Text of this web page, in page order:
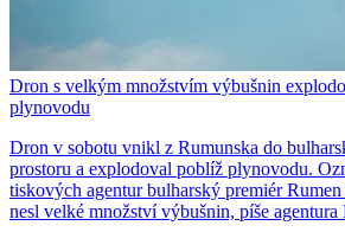
Dron s velkým množstvím výbušnin
plynovodu
Dron v sobotu vnikl z Rumunska do
prostoru a explodoval poblíž plynovodu.
tiskových agentur bulharský premiér
nesl velké množství výbušnin, píše agentura